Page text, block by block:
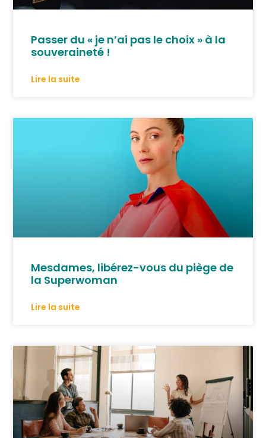
Passer du « je n’ai pas le choix » à la
souveraineté !
Lire la suite
Mesdames, libérez-vous du piège de
la Superwoman
Lire la suite